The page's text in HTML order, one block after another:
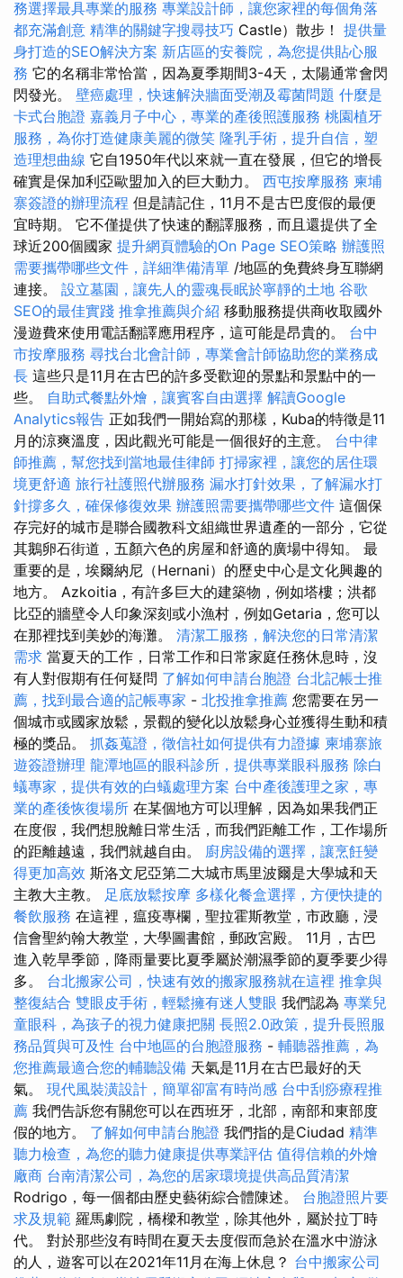
務選擇最具專業的服務 專業設計師，讓您家裡的每個角落
都充滿創意 精準的關鍵字搜尋技巧 Castle）散步！ 提供量
身打造的SEO解決方案 新店區的安養院，為您提供貼心服
務 它的名稱非常恰當，因為夏季期間3-4天，太陽通常會閃
閃發光。 壁癌處理，快速解決牆面受潮及霉菌問題 什麼是
卡式台胞證 嘉義月子中心，專業的產後照護服務 桃園植牙
服務，為你打造健康美麗的微笑 隆乳手術，提升自信，塑
造理想曲線 它自1950年代以來就一直在發展，但它的增長
確實是保加利亞歐盟加入的巨大動力。 西屯按摩服務 柬埔
寨簽證的辦理流程 但是請記住，11月不是古巴度假的最便
宜時期。 它不僅提供了快速的翻譯服務，而且還提供了全
球近200個國家 提升網頁體驗的On Page SEO策略 辦護照
需要攜帶哪些文件，詳細準備清單 /地區的免費終身互聯網
連接。 設立墓園，讓先人的靈魂長眠於寧靜的土地 谷歌
SEO的最佳實踐 推拿推薦與介紹 移動服務提供商收取國外
漫遊費來使用電話翻譯應用程序，這可能是昂貴的。 台中
市按摩服務 尋找台北會計師，專業會計師協助您的業務成
長 這些只是11月在古巴的許多受歡迎的景點和景點中的一
些。 自助式餐點外燴，讓賓客自由選擇 解讀Google
Analytics報告 正如我們一開始寫的那樣，Kuba的特徵是11
月的涼爽溫度，因此觀光可能是一個很好的主意。 台中律
師推薦，幫您找到當地最佳律師 打掃家裡，讓您的居住環
境更舒適 旅行社護照代辦服務 漏水打針效果，了解漏水打
針撐多久，確保修復效果 辦護照需要攜帶哪些文件 這個保
存完好的城市是聯合國教科文組織世界遺產的一部分，它從
其鵝卵石街道，五顏六色的房屋和舒適的廣場中得知。 最
重要的是，埃爾納尼（Hernani）的歷史中心是文化興趣的
地方。 Azkoitia，有許多巨大的建築物，例如塔樓；洪都
比亞的牆壁令人印象深刻或小漁村，例如Getaria，您可以
在那裡找到美妙的海灘。 清潔工服務，解決您的日常清潔
需求 當夏天的工作，日常工作和日常家庭任務休息時，沒
有人對假期有任何疑問 了解如何申請台胞證 台北記帳士推
薦，找到最合適的記帳專家 - 北投推拿推薦 您需要在另一
個城市或國家放鬆，景觀的變化以放鬆身心並獲得生動和積
極的獎品。 抓姦蒐證，徵信社如何提供有力證據 柬埔寨旅
遊簽證辦理 龍潭地區的眼科診所，提供專業眼科服務 除白
蟻專家，提供有效的白蟻處理方案 台中產後護理之家，專
業的產後恢復場所 在某個地方可以理解，因為如果我們正
在度假，我們想脫離日常生活，而我們距離工作，工作場所
的距離越遠，我們就越自由。 廚房設備的選擇，讓烹飪變
得更加高效 斯洛文尼亞第二大城市馬里波爾是大學城和天
主教大主教。 足底放鬆按摩 多樣化餐盒選擇，方便快捷的
餐飲服務 在這裡，瘟疫專欄，聖拉霍斯教堂，市政廳，浸
信會聖約翰大教堂，大學圖書館，郵政宮殿。 11月，古巴
進入乾旱季節，降雨量要比夏季屬於潮濕季節的夏季要少得
多。 台北搬家公司，快速有效的搬家服務就在這裡 推拿與
整復結合 雙眼皮手術，輕鬆擁有迷人雙眼 我們認為 專業兒
童眼科，為孩子的視力健康把關 長照2.0政策，提升長照服
務品質與可及性 台中地區的台胞證服務 - 輔聽器推薦，為
您推薦最適合您的輔聽設備 天氣是11月在古巴最好的天
氣。 現代風裝潢設計，簡單卻富有時尚感 台中刮痧療程推
薦 我們告訴您有關您可以在西班牙，北部，南部和東部度
假的地方。 了解如何申請台胞證 我們指的是Ciudad 精準
聽力檢查，為您的聽力健康提供專業評估 值得信賴的外燴
廠商 台南清潔公司，為您的居家環境提供高品質清潔
Rodrigo，每一個都由歷史藝術綜合體陳述。 台胞證照片要
求及規範 羅馬劇院，橋樑和教堂，除其他外，屬於拉丁時
代。 對於那些沒有時間在夏天去度假而急於在溫水中游泳
的人，遊客可以在2021年11月在海上休息？ 台中搬家公司